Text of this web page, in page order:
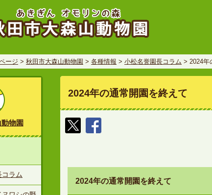
ージ > 秋田市大森山動物園 > 各種情報 > 小松名誉園長コラム > 2024年
2024年の通常開園を終えて
2024年の通常開園を終えて
物園
コラム